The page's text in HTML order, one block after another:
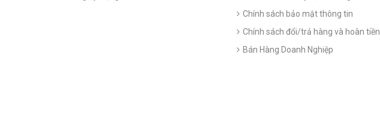
Chính sách bảo mật thông tin
Chính sách đổi/trả hàng và hoàn tiền
Bán Hàng Doanh Nghiệp